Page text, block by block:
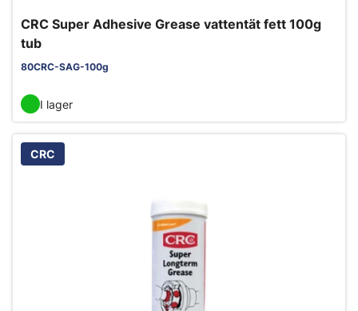
CRC Super Adhesive Grease vattentät fett 100g
tub
80CRC-SAG-100g
I lager
CRC